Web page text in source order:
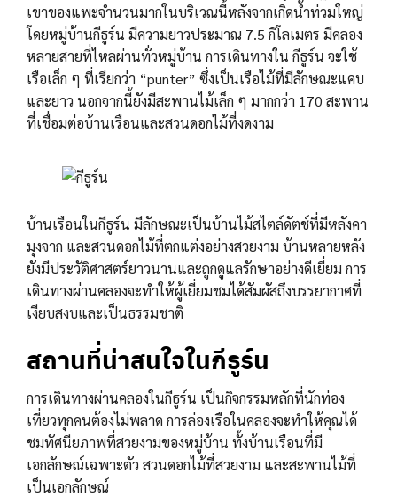
เขาของแพะจำนวนมากในบริเวณนี้หลังจากเกิดน้ำท่วมใหญ่
โดยหมู่บ้านกีธูร์น มีความยาวประมาณ 7.5 กิโลเมตร มีคลอง
หลายสายที่ไหลผ่านทั่วหมู่บ้าน การเดินทางใน กีธูร์น จะใช้
เรือเล็ก ๆ ที่เรียกว่า “punter” ซึ่งเป็นเรือไม้ที่มีลักษณะแคบ
และยาว นอกจากนี้ยังมีสะพานไม้เล็ก ๆ มากกว่า 170 สะพาน
ที่เชื่อมต่อบ้านเรือนและสวนดอกไม้ที่งดงาม
บ้านเรือนในกีธูร์น มีลักษณะเป็นบ้านไม้สไตล์ดัตช์ที่มีหลังคา
มุงจาก และสวนดอกไม้ที่ตกแต่งอย่างสวยงาม บ้านหลายหลัง
ยังมีประวัติศาสตร์ยาวนานและถูกดูแลรักษาอย่างดีเยี่ยม การ
เดินทางผ่านคลองจะทำให้ผู้เยี่ยมชมได้สัมผัสถึงบรรยากาศที่
เงียบสงบและเป็นธรรมชาติ
สถานที่น่าสนใจในกีธูร์น
การเดินทางผ่านคลองในกีธูร์น เป็นกิจกรรมหลักที่นักท่อง
เที่ยวทุกคนต้องไม่พลาด การล่องเรือในคลองจะทำให้คุณได้
ชมทัศนียภาพที่สวยงามของหมู่บ้าน ทั้งบ้านเรือนที่มี
เอกลักษณ์เฉพาะตัว สวนดอกไม้ที่สวยงาม และสะพานไม้ที่
เป็นเอกลักษณ์